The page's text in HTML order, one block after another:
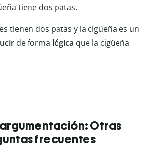
tiene dos patas.
tienen dos patas y la cigüeña es un
de forma lógica que la cigüeña
Otras
frecuentes